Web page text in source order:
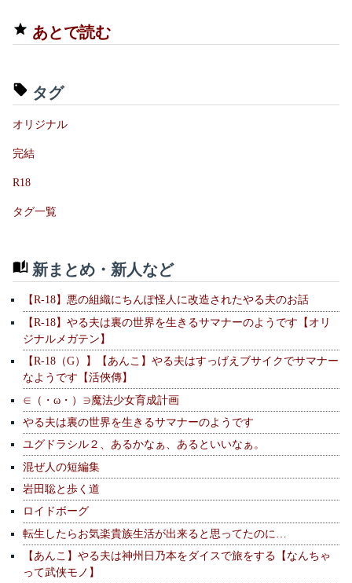
あとで読む
タグ
オリジナル
完結
R18
タグ一覧
新まとめ・新人など
【R-18】悪の組織にちんぽ怪人に改造されたやる夫のお話
【R-18】やる夫は裏の世界を生きるサマナーのようです【オリ
ジナルメガテン】
【R-18（G）】【あんこ】やる夫はすっげえブサイクでサマナー
なようです【活俠傳】
∈（・ω・）∋魔法少女育成計画
やる夫は裏の世界を生きるサマナーのようです
ユグドラシル２、あるかなぁ、あるといいなぁ。
混ぜ人の短編集
岩田聡と歩く道
ロイドボーグ
転生したらお気楽貴族生活が出来ると思ってたのに…
【あんこ】やる夫は神州日乃本をダイスで旅をする【なんちゃ
って武侠モノ】